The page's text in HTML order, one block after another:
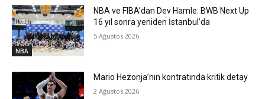
NBA
NBA ve FIBA’dan Dev Hamle: BWB Next Up
16 yıl sonra yeniden İstanbul’da
5 Ağustos 2026
Mario Hezonja’nın kontratında kritik detay
2 Ağustos 2026